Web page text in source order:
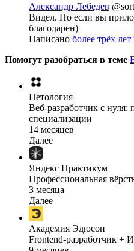
Александр Лебедев
Видел. Но если вы
благодарен)
Написано более трёх лет
Помогут разобраться в теме
Нетология
Веб-разработчик с
специализации
14 месяцев
Далее
Яндекс Практикум
Профессиональная
3 месяца
Далее
Академия Эдюсон
Frontend-разработчик +